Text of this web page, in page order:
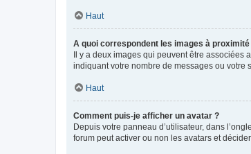
Haut
A quoi correspondent les images à proximité
Il y a deux images qui peuvent être associées
indiquant votre nombre de messages ou votre
Haut
Comment puis-je afficher un avatar ?
Depuis votre panneau d’utilisateur, dans
forum peut activer ou non les avatars et